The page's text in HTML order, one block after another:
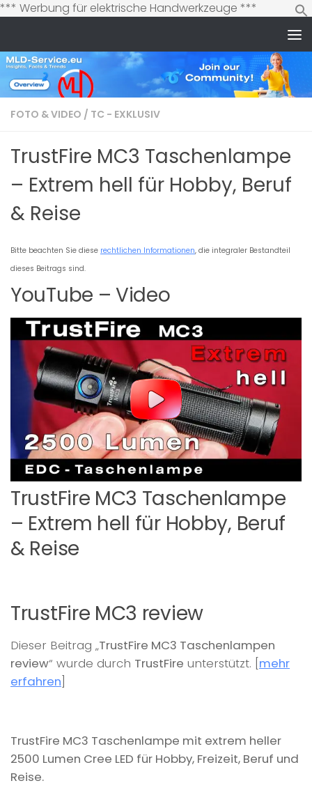
*** Werbung für elektrische Handwerkzeuge ***
Inhalt
FOTO & VIDEO / TC - EXKLUSIV
TrustFire MC3 Taschenlampe
– Extrem hell für Hobby, Beruf
& Reise
Bitte beachten Sie diese rechtlichen Informationen, die integraler Bestandteil
dieses Beitrags sind.
YouTube – Video
TrustFire MC3 Taschenlampe
– Extrem hell für Hobby, Beruf
& Reise
TrustFire MC3 review
Dieser Beitrag „TrustFire MC3 Taschenlampen
review“ wurde durch TrustFire unterstützt. [mehr
erfahren]
TrustFire MC3 Taschenlampe mit extrem heller
2500 Lumen Cree LED für Hobby, Freizeit, Beruf und
Reise.